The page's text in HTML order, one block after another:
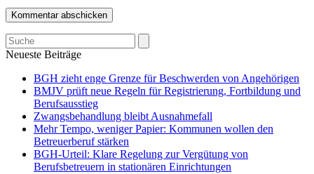
Search
Neueste Beiträge
BGH zieht enge Grenze für Beschwerden von Angehörigen
BMJV prüft neue Regeln für Registrierung, Fortbildung und
Berufsausstieg
Zwangsbehandlung bleibt Ausnahmefall
Mehr Tempo, weniger Papier: Kommunen wollen den
Betreuerberuf stärken
BGH-Urteil: Klare Regelung zur Vergütung von
Berufsbetreuern in stationären Einrichtungen